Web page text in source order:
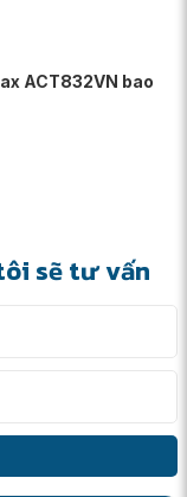
ACT832VN bao
sẽ tư vấn